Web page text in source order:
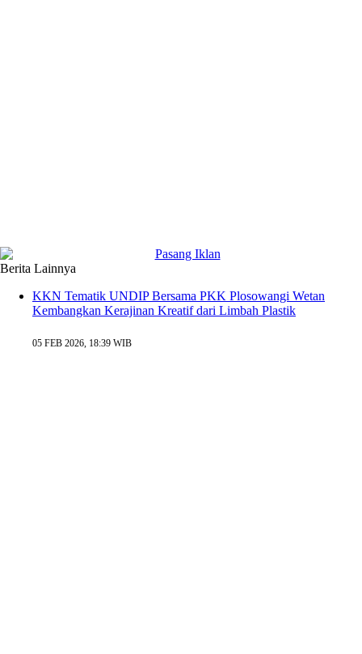
Berita Lainnya
KKN Tematik UNDIP Bersama PKK Plosowangi Wetan
Kembangkan Kerajinan Kreatif dari Limbah Plastik
05 FEB 2026, 18:39 WIB